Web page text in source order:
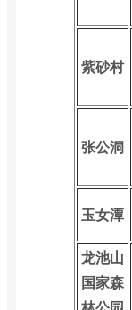
紫砂村
张公洞
玉女潭
龙池山
国家森